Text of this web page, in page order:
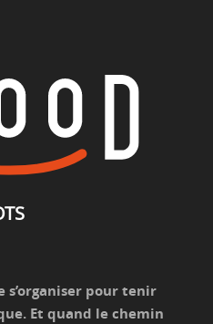
s’organiser pour tenir
Et quand le chemin